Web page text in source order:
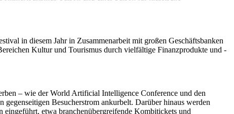
in diesem Jahr in Zusammenarbeit mit großen Geschäftsbanken
Kultur und Tourismus durch vielfältige Finanzprodukte und -
– wie der World Artificial Intelligence Conference und den
Besucherstrom ankurbelt. Darüber hinaus werden
etwa branchenübergreifende Kombitickets und